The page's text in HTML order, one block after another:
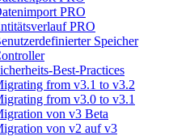
PRO
PRO
Speicher
Best-Practices
from v3.1 to v3.2
from v3.0 to v3.1
von v3 Beta
von v2 auf v3